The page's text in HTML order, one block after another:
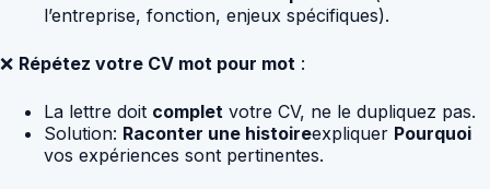
l’entreprise, fonction, enjeux spécifiques).
❌ Répétez votre CV mot pour mot :
La lettre doit complet votre CV, ne le dupliquez pas.
Solution: Raconter une histoireexpliquer Pourquoi
vos expériences sont pertinentes.